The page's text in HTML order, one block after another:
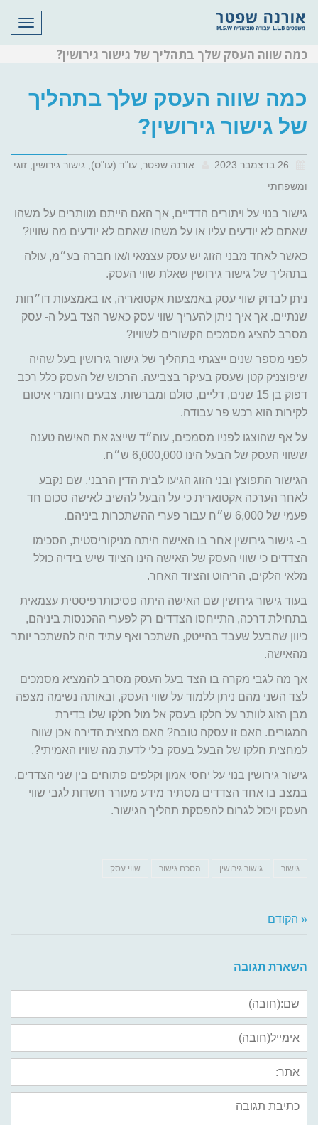
כמה שווה העסק שלך בתהליך של גישור גירושין?
כמה שווה העסק שלך בתהליך
של גישור גירושין?
אורנה שפטר, עו"ד (עו"ס), גישור גירושין, זוגי
ומשפחתי
גישור בנוי על ויתורים הדדיים, אך האם הייתם מוותרים על משהו
שאתם לא יודעים עליו או על משהו שאתם לא יודעים מה שוויו?
כאשר לאחד מבני הזוג יש עסק עצמאי ו/או חברה בע״מ, עולה
בתהליך של גישור גירושין שאלת שווי העסק.
ניתן לבדוק שווי עסק באמצעות אקטואריה, או באמצעות דו״חות
שנתיים. אך איך ניתן להעריך שווי עסק כאשר הצד בעל ה- עסק
מסרב להציג מסמכים הקשורים לשוויו?
לפני מספר שנים ייצגתי בתהליך של גישור גירושין בעל שהיה
שיפוצניק קטן שעסק בעיקר בצביעה. הרכוש של העסק כלל רכב
דפוק בן 15 שנים, דליים, סולם ומברשות. צבעים וחומרי איטום
לקירות הוא רכש פר עבודה.
על אף שהוצגו לפניו מסמכים, עוה״ד שייצג את האישה טענה
ששווי העסק של הבעל הינו 6,000,000 ש״ח.
הגישור התפוצץ ובני הזוג הגיעו לבית הדין הרבני, שם נקבע
לאחר הערכה אקטוארית כי על הבעל להשיב לאישה סכום חד
פעמי של 6,000 ש״ח עבור פערי ההשתכרות ביניהם.
ב- גישור גירושין אחר בו האישה היתה מניקוריסטית, הסכימו
הצדדים כי שווי העסק של האישה הינו הציוד שיש בידיה כולל
מלאי הלקים, הריהוט והציוד האחר.
בעוד גישור גירושין שם האישה היתה פסיכותרפיסטית עצמאית
בתחילת דרכה, התייחסו הצדדים רק לפערי ההכנסות ביניהם,
כיוון שהבעל שעבד בהייטק, השתכר ואף עתיד היה להשתכר יותר
מהאישה.
אך מה לגבי מקרה בו הצד בעל העסק מסרב להמציא מסמכים
לצד השני מהם ניתן ללמוד על שווי העסק, ובאותה נשימה מצפה
מבן הזוג לוותר על חלקו בעסק אל מול חלקו שלו בדירת
המגורים. האם זו עסקה טובה? האם מחצית הדירה אכן שווה
למחצית חלקו של הבעל בעסק בלי לדעת מה שוויו האמיתי?.
גישור גירושין בנוי על יחסי אמון וקלפים פתוחים בין שני הצדדים.
במצב בו אחד הצדדים מסתיר מידע מעורר חשדות לגבי שווי
העסק ויכול לגרום להפסקת תהליך הגישור.
גישור גישור גירושין הסכם גישור שווי עסק
« הקודם
השארת תגובה